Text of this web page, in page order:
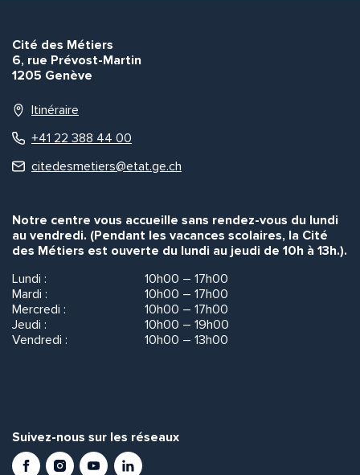
Cité des Métiers
6, rue Prévost-Martin
1205 Genève
Itinéraire
+41 22 388 44 00
citedesmetiers@etat.ge.ch
Notre centre vous accueille sans rendez-vous du lundi
au vendredi. (Pendant les vacances scolaires, la Cité
des Métiers est ouverte du lundi au jeudi de 10h à 13h.).
Lundi :
10h00 – 17h00
Mardi :
10h00 – 17h00
Mercredi :
10h00 – 17h00
Jeudi :
10h00 – 19h00
Vendredi :
10h00 – 13h00
Suivez-nous sur les réseaux
FacebookInstagramYoutubeLinkedIn